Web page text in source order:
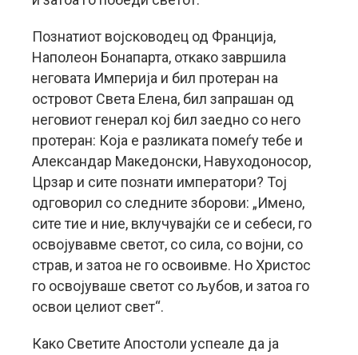
Познатиот војсководец од Франција,
Наполеон Бонапарта, откако завршила
неговата Империја и бил протеран на
островот Света Елена, бил запрашан од
неговиот генерал кој бил заедно со него
протеран: Која е разликата помеѓу тебе и
Александар Македонски, Навуходоносор,
Црзар и сите познати императори? Тој
одговорил со следните зборови: „Имено,
сите тие и ние, вклучувајќи се и себеси, го
освојувавме светот, со сила, со војни, со
страв, и затоа не го освоивме. Но Христос
го освојуваше светот со љубов, и затоа го
освои целиот свет“.
Како Светите Апостоли успеале да ја